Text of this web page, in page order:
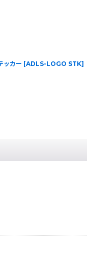
カー [ADLS-LOGO STK]